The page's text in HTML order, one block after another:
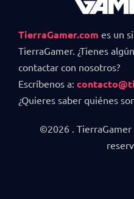
TierraGamer.com es un
TierraGamer. ¿Tienes
contactar con nosotros?
Escríbenos a:
¿Quieres saber quiénes
©2026 . TierraGamer